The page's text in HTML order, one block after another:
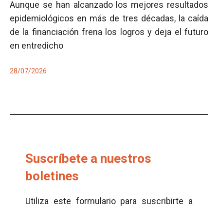
Aunque se han alcanzado los mejores resultados
epidemiológicos en más de tres décadas, la caída
de la financiación frena los logros y deja el futuro
en entredicho
28/07/2026
Suscríbete a nuestros
boletines
Utiliza este formulario para suscribirte a